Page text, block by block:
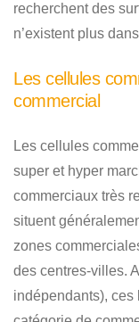
recherchent des
n’existent plus
Les cellules
commercial
Les cellules
super et hyper
commerciaux très
situent
zones
des centres-villes.
indépendants),